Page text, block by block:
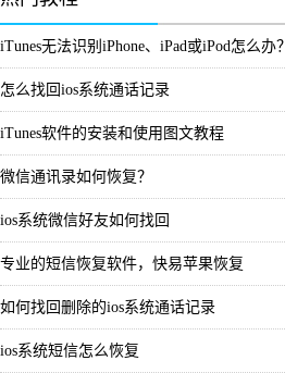
iTunes无法识别iPhone、iPad或iPod怎么办？
怎么找回ios系统通话记录
iTunes软件的安装和使用图文教程
微信通讯录如何恢复？
ios系统微信好友如何找回
专业的短信恢复软件，快易苹果恢复
如何找回删除的ios系统通话记录
ios系统短信怎么恢复